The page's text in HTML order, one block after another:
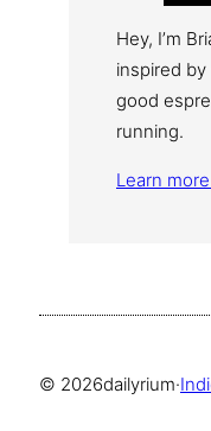
Hey, I’m
inspired
good
running.
Learn
© 2026dailyrium·